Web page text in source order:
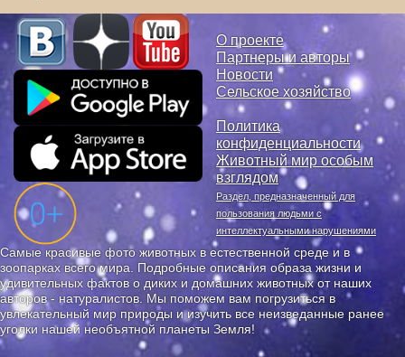
О проекте
Партнеры и авторы
Новости
Сельское хозяйство
Политика
конфиденциальности
Животный мир особым
взглядом
Раздел, предназначенный для
пользования людьми с
интеллектуальными нарушениями
Самые красивые фото животных в естественной среде и в
зоопарках всего мира. Подробные описания образа жизни и
удивительных фактов о диких и домашних животных от наших
авторов - натуралистов. Мы поможем вам погрузиться в
увлекательный мир природы и изучить все неизведанные ранее
уголки нашей необъятной планеты Земля!